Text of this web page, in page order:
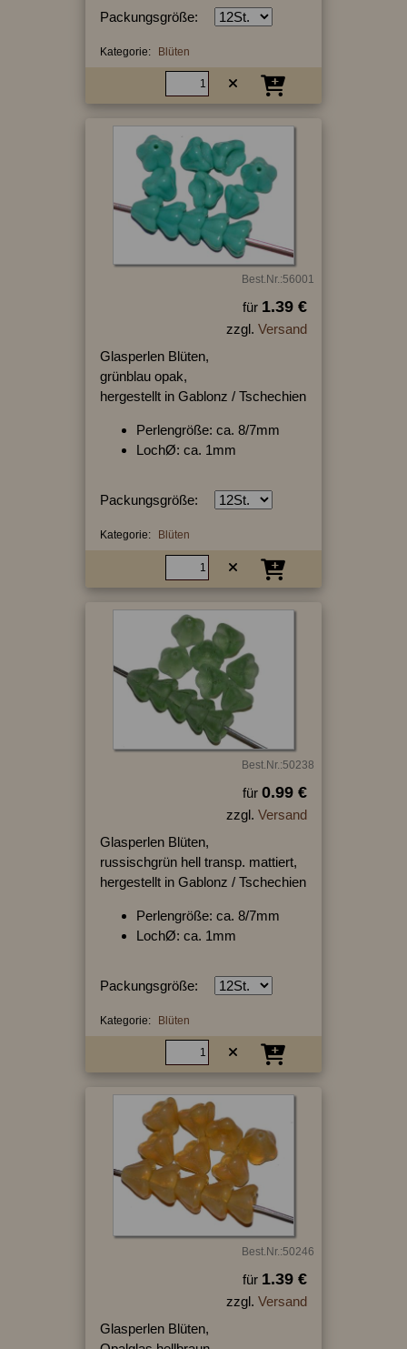
Packungsgröße:
Kategorie: Blüten
Best.Nr.:56001
für 1.39 €
zzgl. Versand
Glasperlen Blüten,
grünblau opak,
hergestellt in Gablonz / Tschechien
Perlengröße: ca. 8/7mm
LochØ: ca. 1mm
Packungsgröße:
Kategorie: Blüten
Best.Nr.:50238
für 0.99 €
zzgl. Versand
Glasperlen Blüten,
russischgrün hell transp. mattiert,
hergestellt in Gablonz / Tschechien
Perlengröße: ca. 8/7mm
LochØ: ca. 1mm
Packungsgröße:
Kategorie: Blüten
Best.Nr.:50246
für 1.39 €
zzgl. Versand
Glasperlen Blüten,